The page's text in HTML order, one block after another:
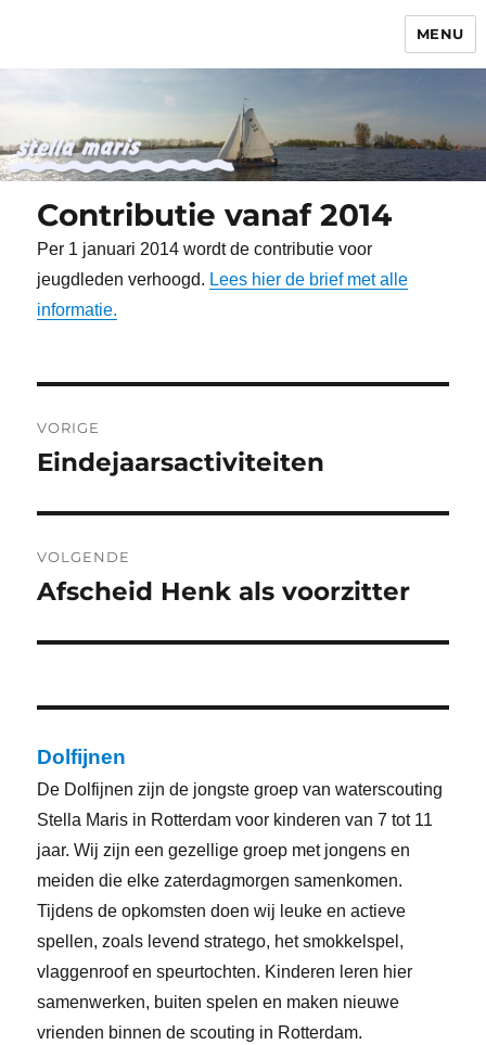
MENU
Contributie vanaf 2014
Per 1 januari 2014 wordt de contributie voor
jeugdleden verhoogd. Lees hier de brief met alle
informatie.
navigatie
VORIGE
Vorig
Eindejaarsactiviteiten
VOLGENDE
Volgend
Afscheid Henk als voorzitter
Dolfijnen
De Dolfijnen zijn de jongste groep van waterscouting
Stella Maris in Rotterdam voor kinderen van 7 tot 11
jaar. Wij zijn een gezellige groep met jongens en
meiden die elke zaterdagmorgen samenkomen.
Tijdens de opkomsten doen wij leuke en actieve
spellen, zoals levend stratego, het smokkelspel,
vlaggenroof en speurtochten. Kinderen leren hier
samenwerken, buiten spelen en maken nieuwe
vrienden binnen de scouting in Rotterdam.